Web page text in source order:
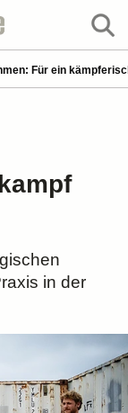
Für ein
in der